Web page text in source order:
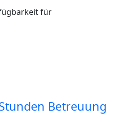
für
Betreuung